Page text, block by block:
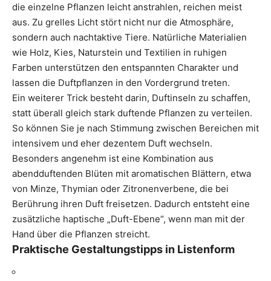
die einzelne Pflanzen leicht anstrahlen, reichen meist
aus. Zu grelles Licht stört nicht nur die Atmosphäre,
sondern auch nachtaktive Tiere. Natürliche Materialien
wie Holz, Kies, Naturstein und Textilien in ruhigen
Farben unterstützen den entspannten Charakter und
lassen die Duftpflanzen in den Vordergrund treten.
Ein weiterer Trick besteht darin, Duftinseln zu schaffen,
statt überall gleich stark duftende Pflanzen zu verteilen.
So können Sie je nach Stimmung zwischen Bereichen mit
intensivem und eher dezentem Duft wechseln.
Besonders angenehm ist eine Kombination aus
abendduftenden Blüten mit aromatischen Blättern, etwa
von Minze, Thymian oder Zitronenverbene, die bei
Berührung ihren Duft freisetzen. Dadurch entsteht eine
zusätzliche haptische „Duft-Ebene“, wenn man mit der
Hand über die Pflanzen streicht.
Praktische Gestaltungstipps in Listenform